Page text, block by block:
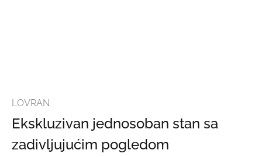
LOVRAN
Ekskluzivan jednosoban stan sa
zadivljujućim pogledom